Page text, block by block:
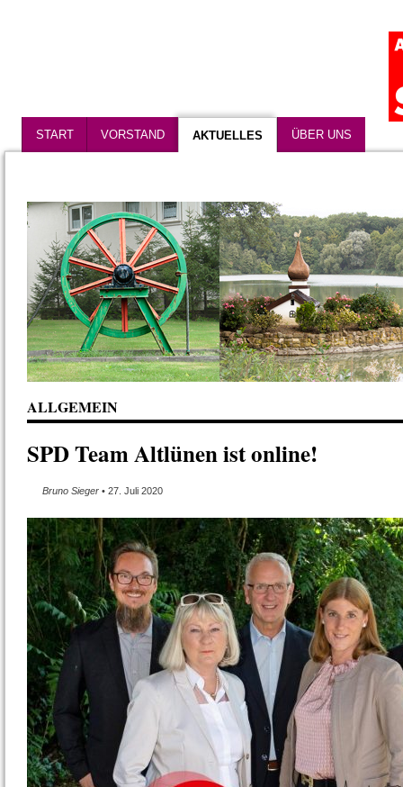
START VORSTAND AKTUELLES ÜBER UNS
ALLGEMEIN
SPD Team Altlünen ist online!
Bruno Sieger • 27. Juli 2020